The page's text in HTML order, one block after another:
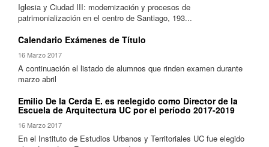
Iglesia y Ciudad III: modernización y procesos de
patrimonialización en el centro de Santiago, 193...
Calendario Exámenes de Título
16 Marzo 2017
A continuación el listado de alumnos que rinden examen durante
marzo abril
Emilio De la Cerda E. es reelegido como Director de la
Escuela de Arquitectura UC por el período 2017-2019
16 Marzo 2017
En el Instituto de Estudios Urbanos y Territoriales UC fue elegido